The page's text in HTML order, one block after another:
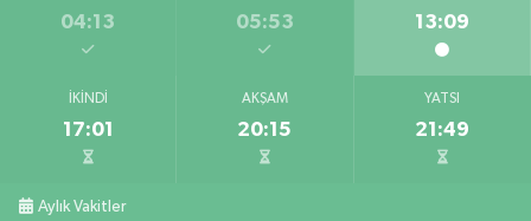
04:13 05:53 13:09
İKINDI
17:01
AKŞAM
20:15
YATSI
21:49
Aylık Vakitler